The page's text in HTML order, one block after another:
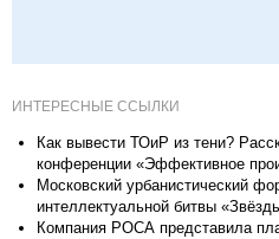
ИНТЕРЕСНЫЕ ССЫЛКИ
Как вывести ТОиР из тени?
конференции «Эффективное
Московский урбанистический
интеллектуальной битвы
Компания РОСА представила